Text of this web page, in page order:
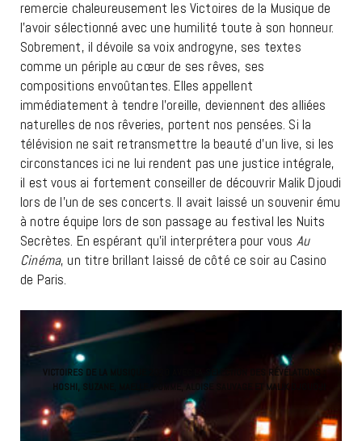
remercie chaleureusement les Victoires de la Musique de
l’avoir sélectionné avec une humilité toute à son honneur.
Sobrement, il dévoile sa voix androgyne, ses textes
comme un périple au cœur de ses rêves, ses
compositions envoûtantes. Elles appellent
immédiatement à tendre l’oreille, deviennent des alliées
naturelles de nos rêveries, portent nos pensées. Si la
télévision ne sait retransmettre la beauté d’un live, si les
circonstances ici ne lui rendent pas une justice intégrale,
il est vous ai fortement conseiller de découvrir Malik Djoudi
lors de l’un de ses concerts. Il avait laissé un souvenir ému
à notre équipe lors de son passage au festival les Nuits
Secrètes. En espérant qu’il interprétera pour vous Au
Cinéma, un titre brillant laissé de côté ce soir au Casino
de Paris.
VICTOIRES DE LA MUSIQUE 2020 AVEC LA SELECTION DES RÉVÉLATIONS :
HOSHI, SUZANE, MAELLE, POMME, ALOISE SAUVAGE ET MALIK DJOUDJI